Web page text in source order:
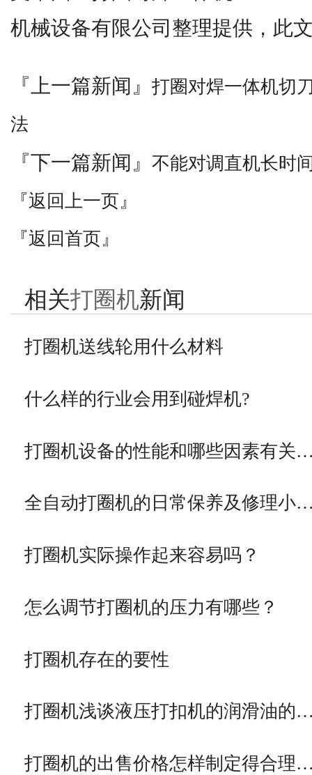
机械设备有限公司整理提供，此
『上一篇新闻』 打圈对焊一体机切
法
『下一篇新闻』 不能对调直机长时
『返回上一页』
『返回首页』
相关打圈机新闻
打圈机送线轮用什么材料
什么样的行业会用到碰焊机?
打圈机设备的性能和哪些因素有关
全自动打圈机的日常保养及修理小
打圈机实际操作起来容易吗？
怎么调节打圈机的压力有哪些？
打圈机存在的要性
打圈机浅谈液压打扣机的润滑油的
打圈机的出售价格怎样制定得合理